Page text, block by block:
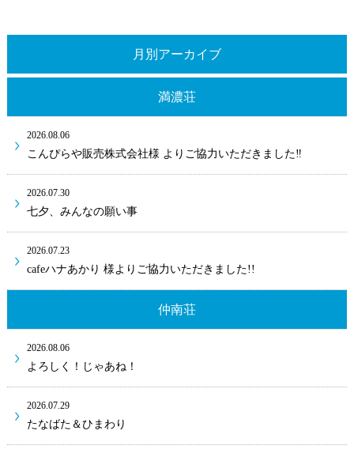
月別アーカイブ
満濃荘
2026.08.06
こんぴらや販売株式会社様 よりご協力いただきました‼
2026.07.30
七夕、みんなの願い事
2026.07.23
cafeハナあかり 様よりご協力いただきました!!
仲南荘
2026.08.06
よろしく！じゃあね！
2026.07.29
たなばた＆ひまわり